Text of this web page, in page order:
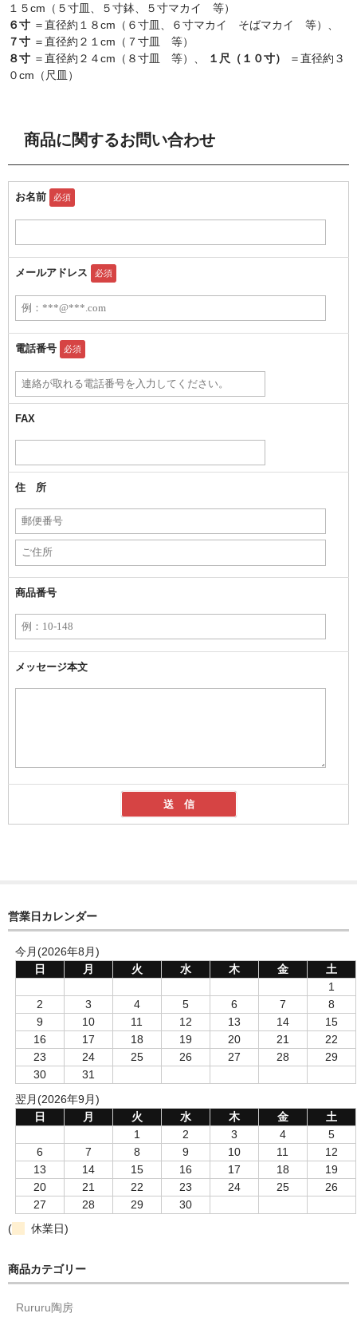
１５cm（５寸皿、５寸鉢、５寸マカイ 等）
６寸 ＝直径約１８cm（６寸皿、６寸マカイ そばマカイ 等）、
７寸 ＝直径約２１cm（７寸皿 等）
８寸 ＝直径約２４cm（８寸皿 等）、 １尺（１０寸）
＝直径約３
０cm（尺皿）
商品に関するお問い合わせ
お名前 必須
メールアドレス 必須
電話番号 必須
FAX
住 所
商品番号
メッセージ本文
営業日カレンダー
今月(2026年8月)
日
月 火 水 木 金
土
1
2
3 4 5 6 7
8
9
10 11 12 13 14
15
16
17 18 19 20 21
22
23
24 25 26 27 28
29
30
31
翌月(2026年9月)
日
月 火 水 木 金
土
1
2 3 4
5
6
7 8 9 10 11
12
13
14 15 16 17 18
19
20
21 22 23 24 25
26
27
28 29
30
(
休業日)
商品カテゴリー
Rururu陶房